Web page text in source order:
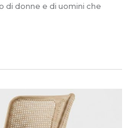
donne e di uomini che